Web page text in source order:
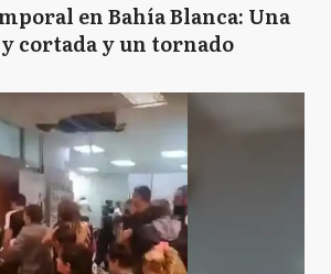
en Bahía Blanca: Una
cortada y un tornado